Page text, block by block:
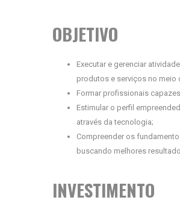
OBJETIVO
Executar e gerenciar
produtos e serviços no meio
Formar profissionais
Estimular o perfil
através da tecnologia;
Compreender os
buscando melhores
INVESTIMENTO